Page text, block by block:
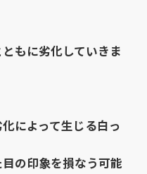
もに劣化していきま
によって生じる白っ
の印象を損なう可能